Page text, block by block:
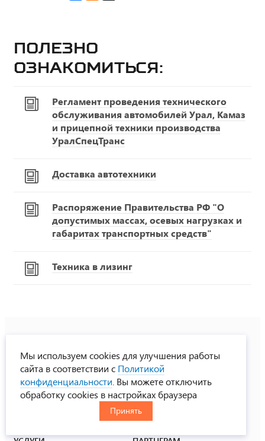
Полезно
ознакомиться:
Регламент проведения технического
обслуживания автомобилей Урал, Камаз
и прицепной техники производства
УралСпецТранс
Доставка автотехники
Распоряжение Правительства РФ "О
допустимых массах, осевых нагрузках и
габаритах транспортных средств"
Техника в лизинг
8-800-775-33-00
многоканальный телефон
ЗАКАЗЧИКУ
Мы используем cookies для улучшения работы
сайта в соответствии с Политикой
конфиденциальности . Вы можете отключить
обработку cookies в настройках браузера
Принять